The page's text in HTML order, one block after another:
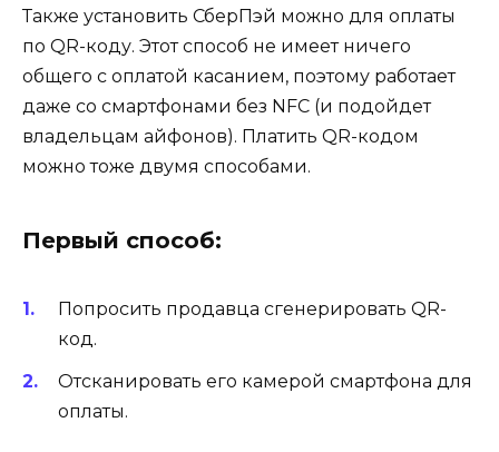
Также установить СберПэй можно для оплаты
по QR-коду. Этот способ не имеет ничего
общего с оплатой касанием, поэтому работает
даже со смартфонами без NFC (и подойдет
владельцам айфонов). Платить QR-кодом
можно тоже двумя способами.
Первый способ:
Попросить продавца сгенерировать QR-
код.
Отсканировать его камерой смартфона для
оплаты.